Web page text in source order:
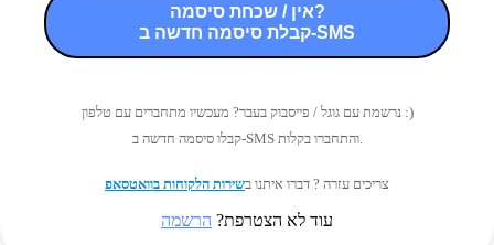
אין / שכחת סיסמה?
קבלת סיסמה חדשה ב-SMS
נרשמת עם גוגל / פייסבוק בעבר? מעכשיו מתחברים עם טלפון :)
קבלו סיסמה חדשה ב-SMS והתחברו בקלות.
צריכים עזרה ? דברו איתנו בשירות הלקוחות בוואטסאפ
עוד לא הצטרפת? הרשמה